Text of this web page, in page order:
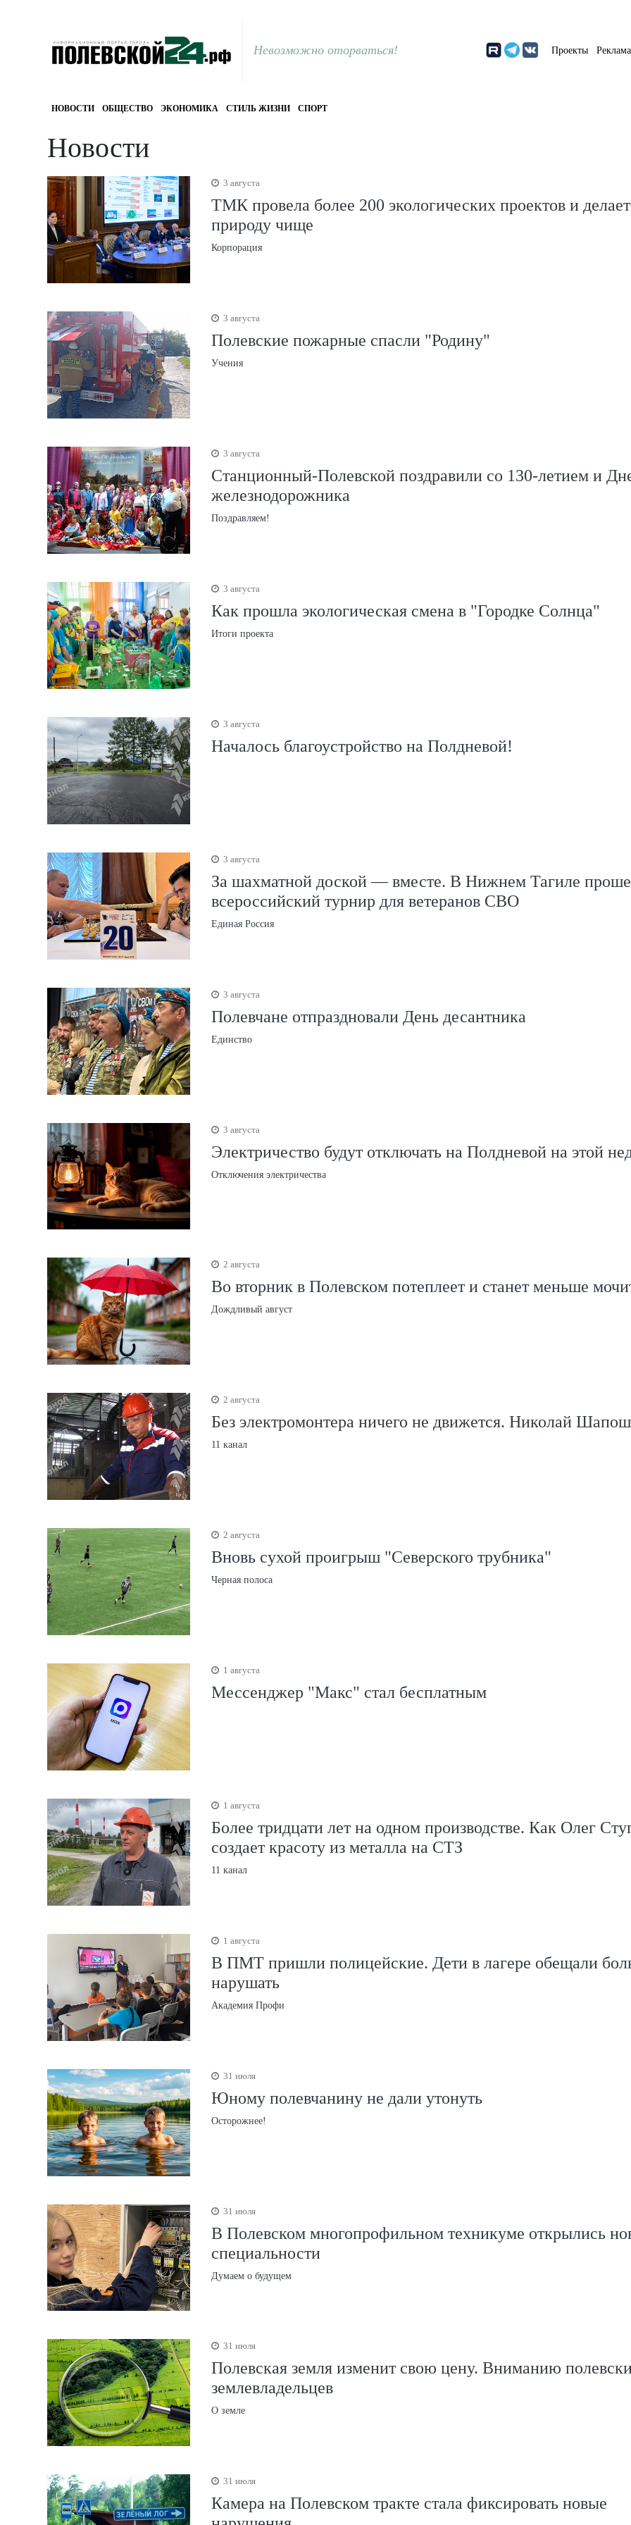
Невозможно оторваться! Проекты Реклама
НОВОСТИ ОБЩЕСТВО ЭКОНОМИКА СТИЛЬ ЖИЗНИ СПОРТ
Новости
3 августа
ТМК провела более 200 экологических проектов и делает
природу чище
Корпорация
3 августа
Полевские пожарные спасли "Родину"
Учения
3 августа
Станционный-Полевской поздравили со 130-летием и
железнодорожника
Поздравляем!
3 августа
Как прошла экологическая смена в "Городке Солнца"
Итоги проекта
3 августа
Началось благоустройство на Полдневой!
3 августа
За шахматной доской — вместе. В Нижнем Тагиле
всероссийский турнир для ветеранов СВО
Единая Россия
3 августа
Полевчане отпраздновали День десантника
Единство
3 августа
Электричество будут отключать на Полдневой на этой
Отключения электричества
2 августа
Во вторник в Полевском потеплеет и станет меньше
Дождливый август
2 августа
Без электромонтера ничего не движется. Николай
11 канал
2 августа
Вновь сухой проигрыш "Северского трубника"
Черная полоса
1 августа
Мессенджер "Макс" стал бесплатным
1 августа
Более тридцати лет на одном производстве. Как Олег
создает красоту из металла на СТЗ
11 канал
1 августа
В ПМТ пришли полицейские. Дети в лагере обещали
нарушать
Академия Профи
31 июля
Юному полевчанину не дали утонуть
Осторожнее!
31 июля
В Полевском многопрофильном техникуме открылись
специальности
Думаем о будущем
31 июля
Полевская земля изменит свою цену. Вниманию
землевладельцев
О земле
31 июля
Камера на Полевском тракте стала фиксировать новые